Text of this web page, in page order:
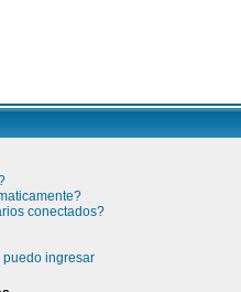
conectados?
puedo ingresar